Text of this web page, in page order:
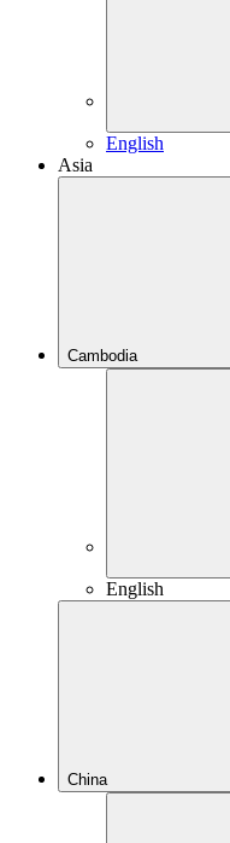
English
Asia
Cambodia
English
China